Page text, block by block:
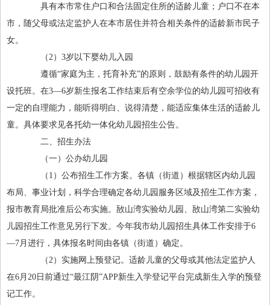
具有本市常住户口和合法固定住所的适龄儿童；户口不在本
市，随父母或法定监护人在本市居住并符合相关条件的适龄新市民子
女。
（2）3岁以下婴幼儿入园
遵循“家庭为主，托育补充”的原则，鼓励有条件的幼儿园开
设托班。在3—6岁新生报名工作结束后有空余学位的幼儿园可招收有
一定的自理能力，能听得明白、说得清楚，能适应集体生活的适龄儿
童。具体要求见各托幼一体化幼儿园招生公告。
二、招生办法
（一）公办幼儿园
（1）公布招生工作方案。各镇（街道）根据辖区内幼儿园
布局、事业计划，科学合理确定各幼儿园服务区域及招生工作方案，
报市教育局批准后公布实施。敔山湾实验幼儿园、敔山湾第二实验幼
儿园招生工作意见另行下发。今年我市幼儿园招生具体工作安排于6
—7月进行，具体报名时间由各镇（街道）确定。
（2）实施网上预登记。适龄儿童的父母或其他法定监护人
在6月20日前通过“最江阴”APP新生入学登记平台完成新生入学的预登
记工作。